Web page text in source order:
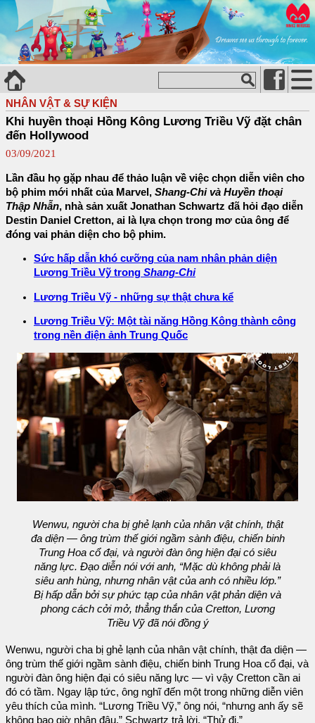
NHÂN VẬT & SỰ KIỆN
Khi huyền thoại Hồng Kông Lương Triều Vỹ đặt chân
đến Hollywood
03/09/2021
Lần đầu họ gặp nhau để thảo luận về việc chọn diễn viên cho
bộ phim mới nhất của Marvel, Shang-Chi và Huyền thoại
Thập Nhẫn, nhà sản xuất Jonathan Schwartz đã hỏi đạo diễn
Destin Daniel Cretton, ai là lựa chọn trong mơ của ông để
đóng vai phản diện cho bộ phim.
Sức hấp dẫn khó cưỡng của nam nhân phản diện
Lương Triều Vỹ trong Shang-Chi
Lương Triều Vỹ - những sự thật chưa kể
Lương Triều Vỹ: Một tài năng Hồng Kông thành công
trong nền điện ảnh Trung Quốc
Wenwu, người cha bị ghẻ lạnh của nhân vật chính, thật
đa diện — ông trùm thế giới ngầm sành điệu, chiến binh
Trung Hoa cổ đại, và người đàn ông hiện đại có siêu
năng lực. Đạo diễn nói với anh, “Mặc dù không phải là
siêu anh hùng, nhưng nhân vật của anh có nhiều lớp.”
Bị hấp dẫn bởi sự phức tạp của nhân vật phản diện và
phong cách cởi mở, thẳng thắn của Cretton, Lương
Triều Vỹ đã nói đồng ý
Wenwu, người cha bị ghẻ lạnh của nhân vật chính, thật đa diện —
ông trùm thế giới ngầm sành điệu, chiến binh Trung Hoa cổ đại, và
người đàn ông hiện đại có siêu năng lực — vì vậy Cretton cần ai
đó có tầm. Ngay lập tức, ông nghĩ đến một trong những diễn viên
yêu thích của mình. “Lương Triều Vỹ,” ông nói, “nhưng anh ấy sẽ
không bao giờ nhận đâu.” Schwartz trả lời, “Thử đi.”